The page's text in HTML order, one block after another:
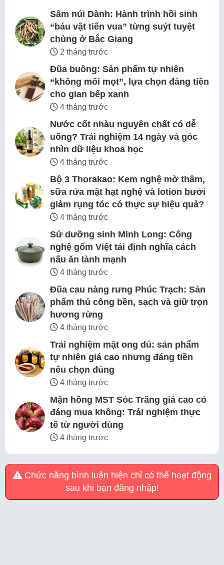
Sâm núi Dành: Hành trình hồi sinh
“báu vật tiến vua” từng suýt tuyệt
chủng ở Bắc Giang
2 tháng trước
Đũa buông: Sản phẩm tự nhiên
“không mối mọt”, lựa chọn đáng tiền
cho gian bếp xanh
4 tháng trước
Nước cốt nhàu nguyên chất có dễ
uống? Trải nghiệm 14 ngày và góc
nhìn dữ liệu khoa học
4 tháng trước
Bộ 3 Thorakao: Kem nghệ mờ thâm,
sữa rửa mặt hạt nghệ và lotion bưởi
giảm rụng tóc có thực sự hiệu quả?
4 tháng trước
Sứ dưỡng sinh Minh Long: Công
nghệ gốm Việt tái định nghĩa cách
nấu ăn lành mạnh
4 tháng trước
Đũa cau nàng rưng Phúc Trạch: Sản
phẩm thủ công bền, sạch và giữ trọn
hương rừng
4 tháng trước
Trải nghiệm mật ong dú: sản phẩm
tự nhiên giá cao nhưng đáng tiền
nếu chọn đúng
4 tháng trước
Mận hồng MST Sóc Trăng giá cao có
đáng mua không: Trải nghiệm thực
tế từ người dùng
4 tháng trước
Chức năng bình luận hiện chỉ có thể hoạt động
sau khi bạn đăng nhập!